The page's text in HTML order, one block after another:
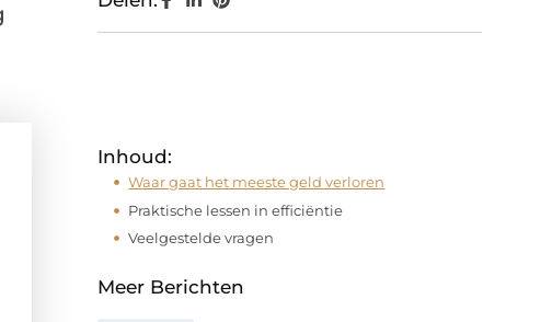
Inhoud:
Waar gaat het meeste geld verloren
Praktische lessen in efficiëntie
Veelgestelde vragen
Meer Berichten